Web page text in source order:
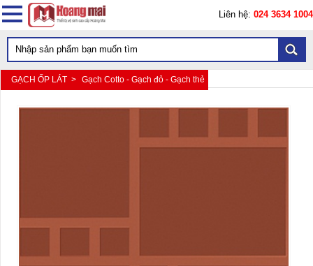
Liên hệ: 024 3634 1004
GẠCH ỐP LÁT > Gạch Cotto - Gạch đỏ - Gạch thẻ